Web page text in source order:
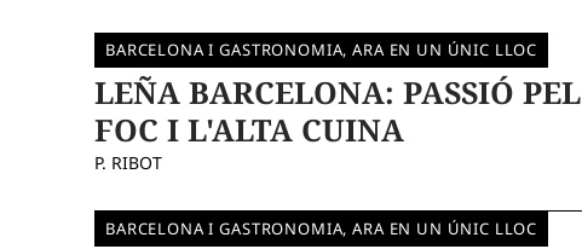
BARCELONA I GASTRONOMIA, ARA EN UN ÚNIC LLOC
LEÑA BARCELONA: PASSIÓ PEL
FOC I L'ALTA CUINA
P. RIBOT
BARCELONA I GASTRONOMIA, ARA EN UN ÚNIC LLOC